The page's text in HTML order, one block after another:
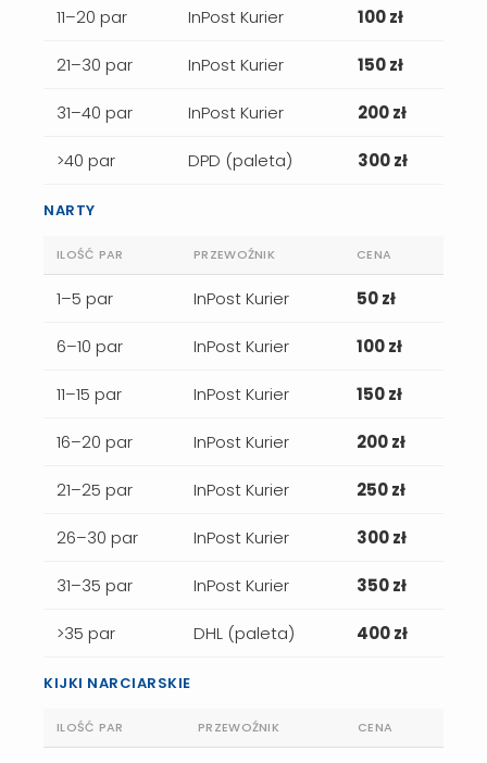
11–20 par InPost Kurier 100 zł
21–30 par InPost Kurier 150 zł
31–40 par InPost Kurier 200 zł
>40 par DPD (paleta) 300 zł
NARTY
ILOŚĆ PAR PRZEWOŹNIK CENA
1–5 par InPost Kurier 50 zł
6–10 par InPost Kurier 100 zł
11–15 par InPost Kurier 150 zł
16–20 par InPost Kurier 200 zł
21–25 par InPost Kurier 250 zł
26–30 par InPost Kurier 300 zł
31–35 par InPost Kurier 350 zł
>35 par DHL (paleta) 400 zł
KIJKI NARCIARSKIE
ILOŚĆ PAR PRZEWOŹNIK CENA